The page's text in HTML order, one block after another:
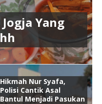
Yang
Hikmah Nur Syafa,
Polisi Cantik Asal
Bantul Menjadi Pasukan